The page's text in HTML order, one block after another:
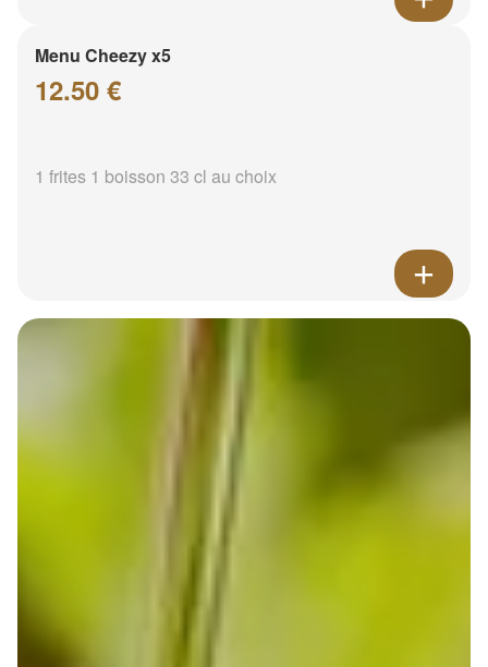
Menu Cheezy x5
12.50 €
1 frites 1 boisson 33 cl au choix